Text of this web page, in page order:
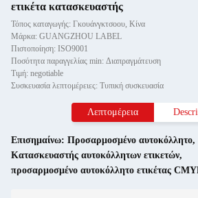
ετικέτα κατασκευαστής
Τόπος καταγωγής: Γκουάνγκτσοου, Κίνα
Μάρκα: GUANGZHOU LABEL
Πιστοποίηση: ISO9001
Ποσότητα παραγγελίας min: Διαπραγμάτευση
Τιμή: negotiable
Συσκευασία λεπτομέρειες: Τυπική συσκευασία
Λεπτομέρεια
Επισημαίνω: Προσαρμοσμένο αυτοκόλλητο,
Κατασκευαστής αυτοκόλλητων ετικετών,
προσαρμοσμένο αυτοκόλλητο ετικέτας